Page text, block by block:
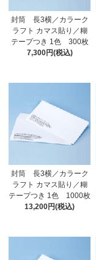
封筒 長3横／カラーク
ラフト カマス貼り／糊
テープつき 1色 300枚
7,300円(税込)
封筒 長3横／カラーク
ラフト カマス貼り／糊
テープつき 1色 1000枚
13,200円(税込)